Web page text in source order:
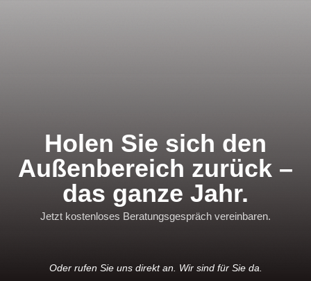
Holen Sie sich den
Außenbereich zurück –
das ganze Jahr.
Jetzt kostenloses Beratungsgespräch vereinbaren.
Oder rufen Sie uns direkt an. Wir sind für Sie da.